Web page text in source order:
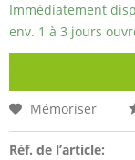
Immédiatement
env. 1 à 3 jours
Mémoriser
Réf. de l’article: